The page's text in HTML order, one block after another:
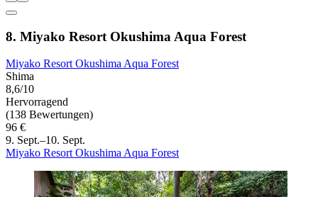
8. Miyako Resort Okushima Aqua Forest
Miyako Resort Okushima Aqua Forest
Shima
8,6/10
Hervorragend
(138 Bewertungen)
96 €
9. Sept.–10. Sept.
Miyako Resort Okushima Aqua Forest